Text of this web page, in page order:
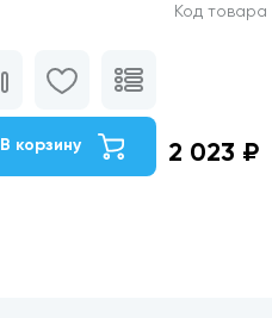
В корзину
Код товара
2 023 ₽